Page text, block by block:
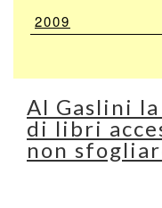
2009
Al Gaslini
di libri
non